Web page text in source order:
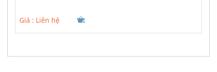
Giá : Liên hệ